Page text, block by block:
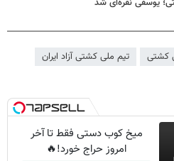
یوسفی نقره‌ای شد
کشتی تیم ملی کشتی آزاد ایران
میخ کوب دستی فقط تا آخر
امروز حراج خورد!🔥